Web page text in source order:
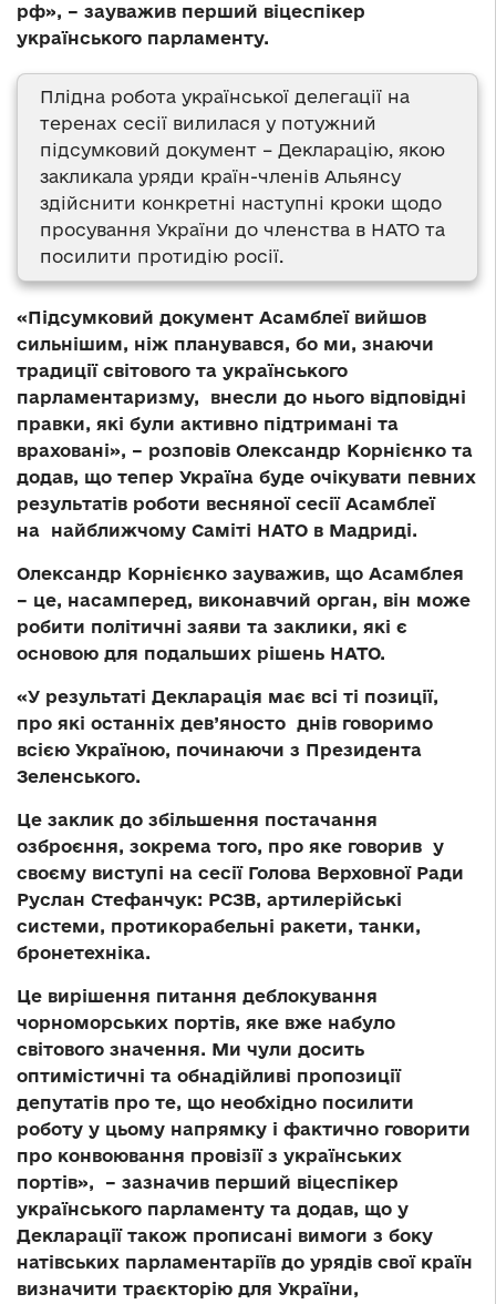
рф», – зауважив перший віцеспікер
українського парламенту.
Плідна робота української делегації на
теренах сесії вилилася у потужний
підсумковий документ – Декларацію, якою
закликала уряди країн-членів Альянсу
здійснити конкретні наступні кроки щодо
просування України до членства в НАТО та
посилити протидію росії.
«Підсумковий документ Асамблеї вийшов
сильнішим, ніж планувався, бо ми, знаючи
традиції світового та українського
парламентаризму, внесли до нього відповідні
правки, які були активно підтримані та
враховані», – розповів Олександр Корнієнко та
додав, що тепер Україна буде очікувати певних
результатів роботи весняної сесії Асамблеї
на найближчому Саміті НАТО в Мадриді.
Олександр Корнієнко зауважив, що Асамблея
– це, насамперед, виконавчий орган, він може
робити політичні заяви та заклики, які є
основою для подальших рішень НАТО.
«У результаті Декларація має всі ті позиції,
про які останніх дев’яносто днів говоримо
всією Україною, починаючи з Президента
Зеленського.
Це заклик до збільшення постачання
озброєння, зокрема того, про яке говорив у
своєму виступі на сесії Голова Верховної Ради
Руслан Стефанчук: РСЗВ, артилерійські
системи, протикорабельні ракети, танки,
бронетехніка.
Це вирішення питання деблокування
чорноморських портів, яке вже набуло
світового значення. Ми чули досить
оптимістичні та обнадійливі пропозиції
депутатів про те, що необхідно посилити
роботу у цьому напрямку і фактично говорити
про конвоювання провізії з українських
портів», – зазначив перший віцеспікер
українського парламенту та додав, що у
Декларації також прописані вимоги з боку
натівських парламентаріїв до урядів свої країн
визначити траєкторію для України,